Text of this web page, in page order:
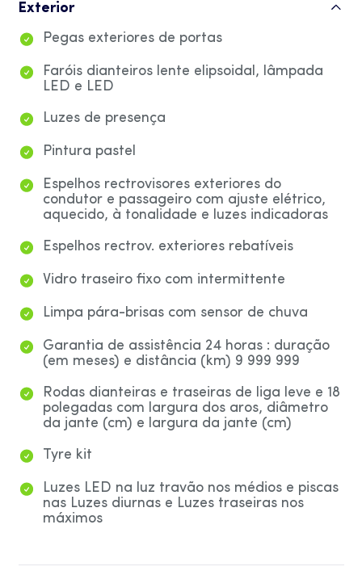
Exterior
Pegas exteriores de portas
Faróis dianteiros lente elipsoidal, lâmpada
LED e LED
Luzes de presença
Pintura pastel
Espelhos rectrovisores exteriores do
condutor e passageiro com ajuste elétrico,
aquecido, à tonalidade e luzes indicadoras
Espelhos rectrov. exteriores rebatíveis
Vidro traseiro fixo com intermittente
Limpa pára-brisas com sensor de chuva
Garantia de assistência 24 horas : duração
(em meses) e distância (km) 9 999 999
Rodas dianteiras e traseiras de liga leve e 18
polegadas com largura dos aros, diâmetro
da jante (cm) e largura da jante (cm)
Tyre kit
Luzes LED na luz travão nos médios e piscas
nas Luzes diurnas e Luzes traseiras nos
máximos